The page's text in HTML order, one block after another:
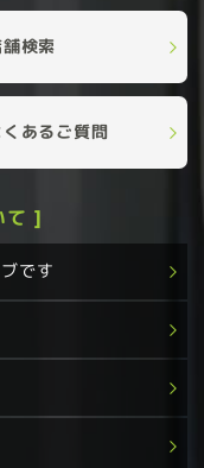
舗検索
くあるご質問
て ]
です